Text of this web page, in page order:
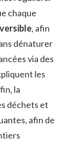
chaque
, afin
dénaturer
via des
les
la
déchets et
afin de